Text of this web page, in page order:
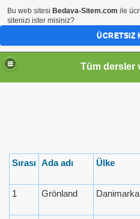
Sırası Ada adı Ülke
1
Grönland Danimarka
Bu web sitesi Bedava-Sitem.com ile
sitenizi ister misiniz?
ÜCRETSIZ